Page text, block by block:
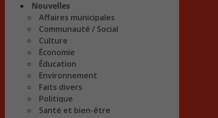
Nouvelles
Affaires municipales
Communauté / Social
Culture
Économie
Éducation
Environnement
Faits divers
Politique
Santé et bien-être